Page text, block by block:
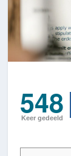
548
Keer gedeeld